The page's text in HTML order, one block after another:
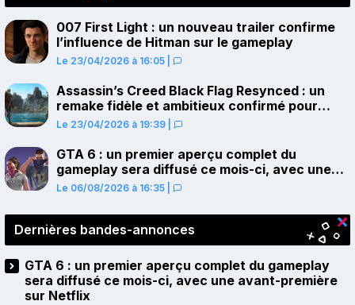
007 First Light : un nouveau trailer confirme
l’influence de Hitman sur le gameplay
Le 23/04/2026 à 16:05
Assassin’s Creed Black Flag Resynced : un
remake fidèle et ambitieux confirmé pour
juillet sur PS5
Le 23/04/2026 à 19:39
GTA 6 : un premier aperçu complet du
gameplay sera diffusé ce mois-ci, avec une
avant-première sur Netflix
Le 06/08/2026 à 16:35
Dernières bandes-annonces
GTA 6 : un premier aperçu complet du gameplay
sera diffusé ce mois-ci, avec une avant-première
sur Netflix